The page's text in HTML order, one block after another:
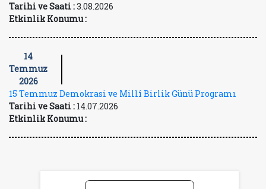
Tarihi ve Saati :3.08.2026
Etkinlik Konumu :
14
Temmuz
2026
15 Temmuz Demokrasi ve Millî Birlik Günü Programı
Tarihi ve Saati : 14.07.2026
Etkinlik Konumu :